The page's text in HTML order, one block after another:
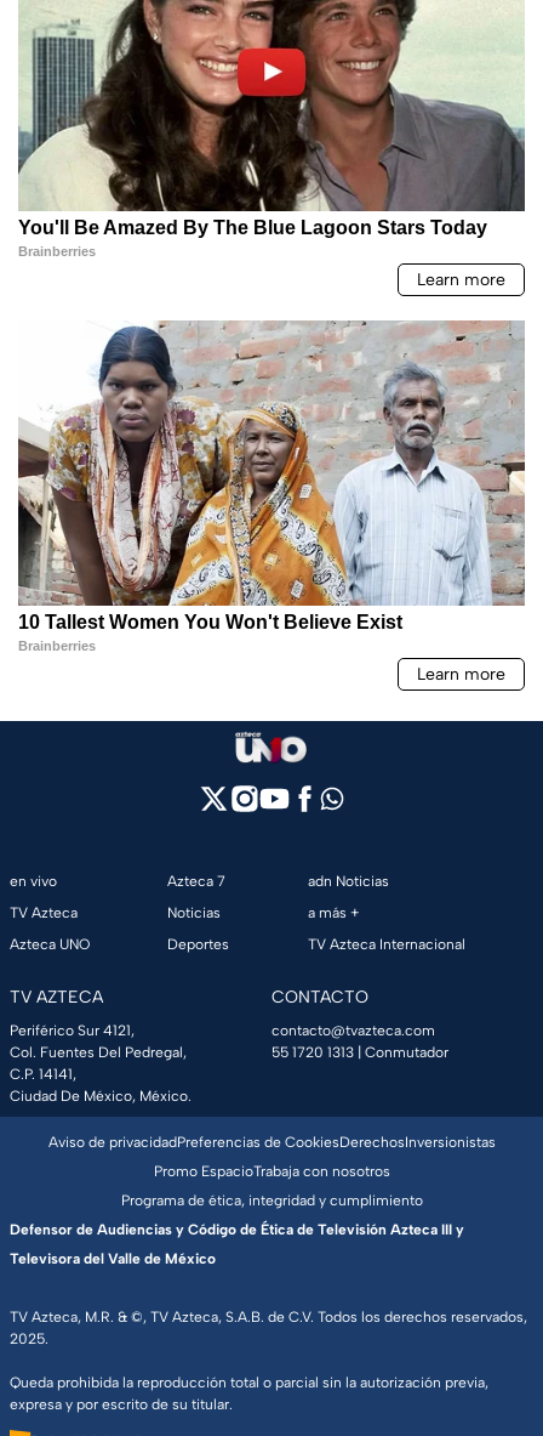
en vivo
TV Azteca
Azteca UNO
Azteca 7
Noticias
Deportes
adn Noticias
a más +
TV Azteca Internacional
TV AZTECA
Periférico Sur 4121,
Col. Fuentes Del Pedregal,
C.P. 14141,
Ciudad De México, México.
CONTACTO
contacto@tvazteca.com
55 1720 1313 | Conmutador
TV Azteca, M.R. & ©, TV Azteca, S.A.B. de C.V. Todos los derechos reservados,
2025.
Queda prohibida la reproducción total o parcial sin la autorización previa,
expresa y por escrito de su titular.
Aviso de privacidadPreferencias de CookiesDerechosInversionistas
Promo EspacioTrabaja con nosotros
Programa de ética, integridad y cumplimiento
Defensor de Audiencias y Código de Ética de Televisión Azteca III y
Televisora del Valle de México